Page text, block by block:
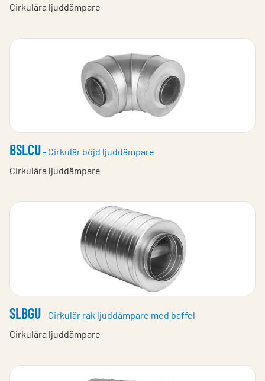
Cirkulära ljuddämpare
BSLCU- Cirkulär böjd ljuddämpare
Cirkulära ljuddämpare
SLBGU- Cirkulär rak ljuddämpare med baffel
Cirkulära ljuddämpare